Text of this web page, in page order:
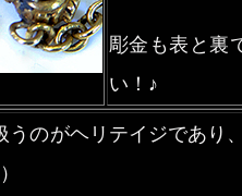
彫金も表と裏
い！♪
うのがヘリテイジであり